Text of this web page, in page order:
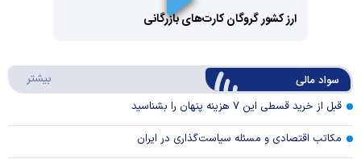
Video
Video
ارز کشور گروگان کارت‌های بازرگانی
سواد مالی بیشتر
قبل از خرید قسطی این ۷ هزینه پنهان را بشناسید
مکاتب اقتصادی و مسئله سیاست‌گذاری در ایران